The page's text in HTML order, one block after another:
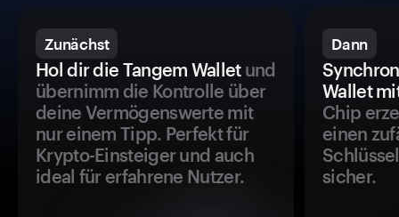
Zunächst
Hol dir die Tangem Walletund
übernimm die Kontrolle über
deine Vermögenswerte mit
nur einem Tipp. Perfekt für
Krypto-Einsteiger und auch
ideal für erfahrene Nutzer.
Dann
Wallet
Chip
einen
sicher.